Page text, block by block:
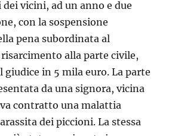
dei vicini, ad un anno e due
con la sospensione
pena subordinata al
alla parte civile,
in 5 mila euro. La parte
da una signora, vicina
contratto una malattia
dei piccioni. La stessa